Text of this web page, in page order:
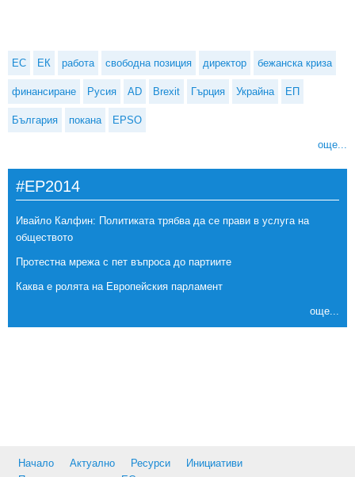
ЕС ЕК работа свободна позиция директор бежанска криза
финансиране Русия AD Brexit Гърция Украйна ЕП
България покана EPSO
още...
#EP2014
Ивайло Калфин: Политиката трябва да се прави в услуга на
обществото
Протестна мрежа с пет въпроса до партиите
Каква е ролята на Европейския парламент
още...
Начало Актуално Ресурси
Инициативи